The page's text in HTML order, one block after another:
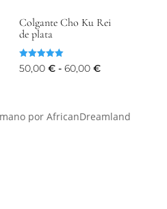
Colgante Cho Ku Rei
de plata
Valorado
con
50,00€ - 60,00€Rango
desde
por AfricanDreamland